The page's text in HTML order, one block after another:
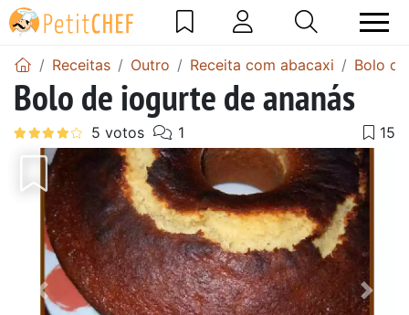
Receitas Outro Receita com abacaxi Bolo
Bolo de iogurte de ananás
Anterior Next